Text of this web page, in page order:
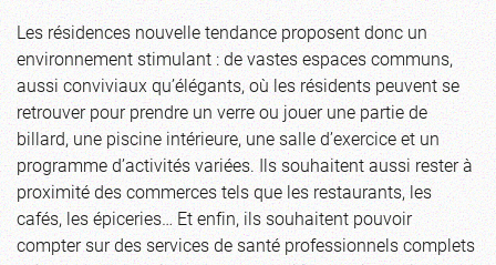
Les résidences nouvelle tendance proposent donc un
environnement stimulant : de vastes espaces communs,
aussi conviviaux qu’élégants, où les résidents peuvent se
retrouver pour prendre un verre ou jouer une partie de
billard, une piscine intérieure, une salle d’exercice et un
programme d’activités variées. Ils souhaitent aussi rester à
proximité des commerces tels que les restaurants, les
cafés, les épiceries… Et enfin, ils souhaitent pouvoir
compter sur des services de santé professionnels complets